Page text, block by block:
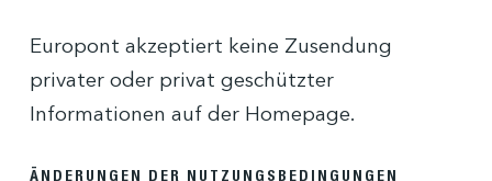
Europont akzeptiert keine Zusendung
privater oder privat geschützter
Informationen auf der Homepage.
ÄNDERUNGEN DER NUTZUNGSBEDINGUNGEN